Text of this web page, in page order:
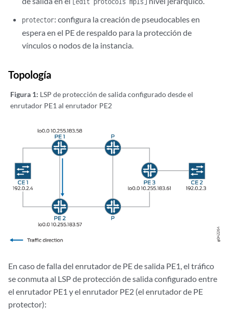
protector: configura la creación de pseudocables en
espera en el PE de respaldo para la protección de
vínculos o nodos de la instancia.
Topología
Figura 1: LSP de protección de salida configurado desde el
enrutador PE1 al enrutador PE2
En caso de falla del enrutador de PE de salida PE1, el tráfico
se conmuta al LSP de protección de salida configurado entre
el enrutador PE1 y el enrutador PE2 (el enrutador de PE
protector):